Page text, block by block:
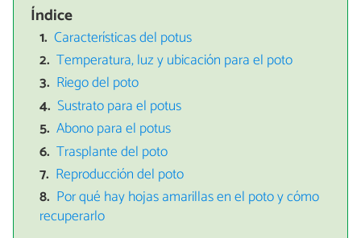
Índice
Características del potus
Temperatura, luz y ubicación para el poto
Riego del poto
Sustrato para el potus
Abono para el potus
Trasplante del poto
Reproducción del poto
Por qué hay hojas amarillas en el poto y cómo
recuperarlo